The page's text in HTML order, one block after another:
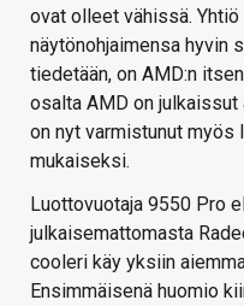
ovat olleet vähissä.
näytönohjaimensa hyvin
tiedetään, on AMD:n
osalta AMD on
on nyt varmistunut
mukaiseksi.
Luottovuotaja 9550 Pro
julkaisemattomasta
cooleri käy yksiin
Ensimmäisenä huomio